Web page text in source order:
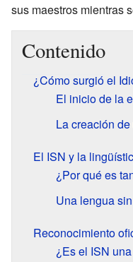
sus maestros mientras
Contenido
¿Cómo surgió el
El inicio de la
La creación
El ISN y la
¿Por qué es
Una lengua
Reconocimiento
¿Es el ISN